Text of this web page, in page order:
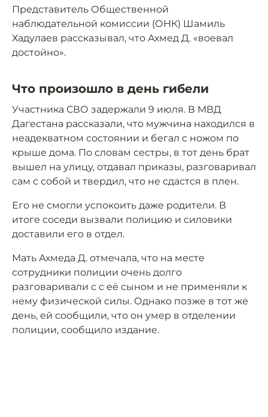
Представитель Общественной
наблюдательной комиссии (ОНК) Шамиль
Хадулаев рассказывал, что Ахмед Д. «воевал
достойно».
Что произошло в день гибели
Участника СВО задержали 9 июля. В МВД
Дагестана рассказали, что мужчина находился в
неадекватном состоянии и бегал с ножом по
крыше дома. По словам сестры, в тот день брат
вышел на улицу, отдавал приказы, разговаривал
сам с собой и твердил, что не сдастся в плен.
Его не смогли успокоить даже родители. В
итоге соседи вызвали полицию и силовики
доставили его в отдел.
Мать Ахмеда Д. отмечала, что на месте
сотрудники полиции очень долго
разговаривали с с её сыном и не применяли к
нему физической силы. Однако позже в тот же
день, ей сообщили, что он умер в отделении
полиции, сообщило издание.